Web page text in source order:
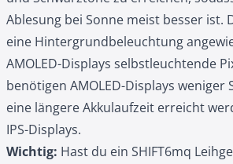
Ablesung bei Sonne meist besser ist.
eine Hintergrundbeleuchtung
AMOLED-Displays selbstleuchtende
benötigen AMOLED-Displays weniger
eine längere Akkulaufzeit erreicht
IPS-Displays.
Wichtig: Hast du ein SHIFT6mq